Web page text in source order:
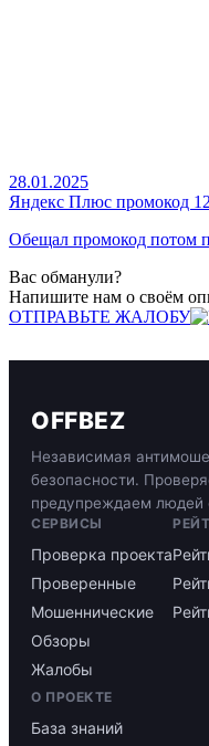
28.01.2025
Яндекс Плюс промокод
Обещал промокод потом
Вас обманули?
Напишите нам о своём
ОТПРАВЬТЕ ЖАЛОБУ
OFFBEZ
Независимая
безопасности.
предупреждаем людей
СЕРВИСЫ
Проверка проекта
Проверенные
Мошеннические
Обзоры
Жалобы
О ПРОЕКТЕ
База знаний